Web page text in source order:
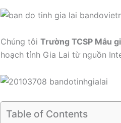
Chúng tôi Trường TCSP Mẫu
hoạch tỉnh Gia Lai từ nguồn
Table of Contents